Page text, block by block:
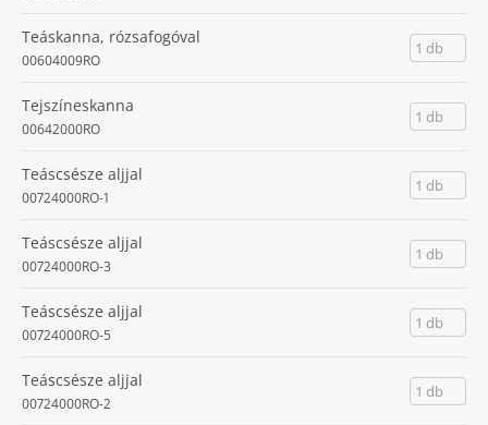
Teáskanna, rózsafogóval
00604009RO
1 db
Tejszíneskanna
00642000RO
1 db
Teáscsésze aljjal
00724000RO-1
1 db
Teáscsésze aljjal
00724000RO-3
1 db
Teáscsésze aljjal
00724000RO-5
1 db
Teáscsésze aljjal
00724000RO-2
1 db